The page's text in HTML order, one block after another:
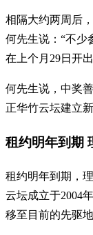
相隔大约两周后
何先生说：“不少
在上个月29日开
何先生说，中奖
正华竹云坛建立新
租约明年到期
租约明年到期，
云坛成立于2004
移至目前的先驱地